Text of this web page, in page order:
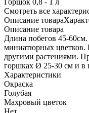
Горшок 0,8 - 1 л
Cмотреть все
Описание товара
Описание товара
Длина побегов 45-
миниатюрных цветков.
другими растениями.
горшках Ø 25-30 см и в
Характеристики
Окраска
Голубая
Махровый цветок